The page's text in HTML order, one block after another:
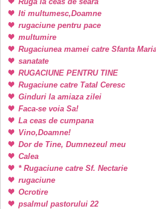
Iti multumesc,Doamne
rugaciune pentru pace
multumire
Rugaciunea mamei catre Sfanta
sanatate
RUGACIUNE PENTRU TINE
Rugaciune catre Tatal Ceresc
Ginduri la amiaza zilei
Faca-se voia Sa!
La ceas de cumpana
Vino,Doamne!
Dor de Tine, Dumnezeul meu
Calea
* Rugaciune catre Sf. Nectarie
rugaciune
Ocrotire
psalmul pastorului 22